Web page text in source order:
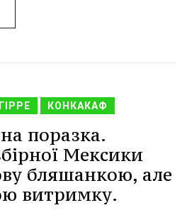
КОНКАКАФ
поразка.
Мексики
бляшанкою, але
витримку.